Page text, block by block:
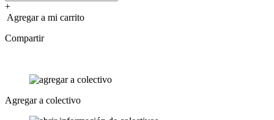
+
Agregar a mi carrito
Compartir
Agregar a colectivo